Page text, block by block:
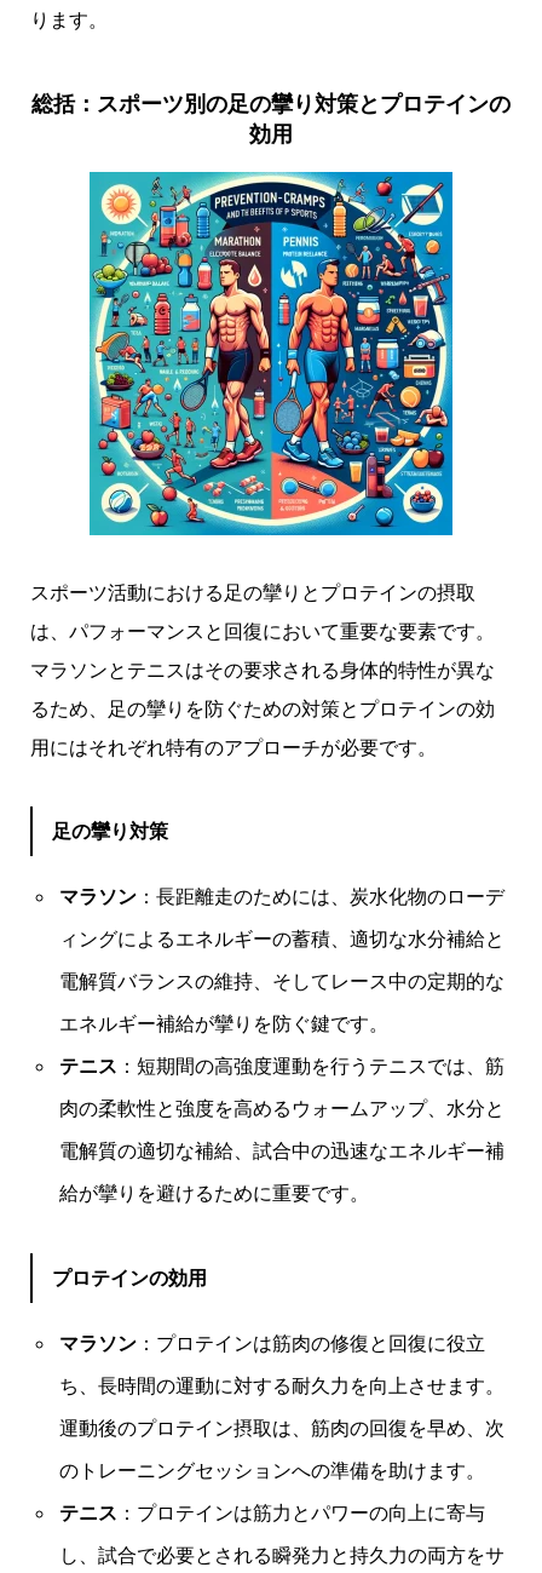
ります。
総括：スポーツ別の足の攣り対策とプロテインの
効用
スポーツ活動における足の攣りとプロテインの摂取
は、パフォーマンスと回復において重要な要素です。
マラソンとテニスはその要求される身体的特性が異な
るため、足の攣りを防ぐための対策とプロテインの効
用にはそれぞれ特有のアプローチが必要です。
足の攣り対策
マラソン：長距離走のためには、炭水化物のローデ
ィングによるエネルギーの蓄積、適切な水分補給と
電解質バランスの維持、そしてレース中の定期的な
エネルギー補給が攣りを防ぐ鍵です。
テニス ：短期間の高強度運動を行うテニスでは、筋
肉の柔軟性と強度を高めるウォームアップ、水分と
電解質の適切な補給、試合中の迅速なエネルギー補
給が攣りを避けるために重要です。
プロテインの効用
マラソン：プロテインは筋肉の修復と回復に役立
ち、長時間の運動に対する耐久力を向上させます。
運動後のプロテイン摂取は、筋肉の回復を早め、次
のトレーニングセッションへの準備を助けます。
テニス ：プロテインは筋力とパワーの向上に寄与
し、試合で必要とされる瞬発力と持久力の両方をサ